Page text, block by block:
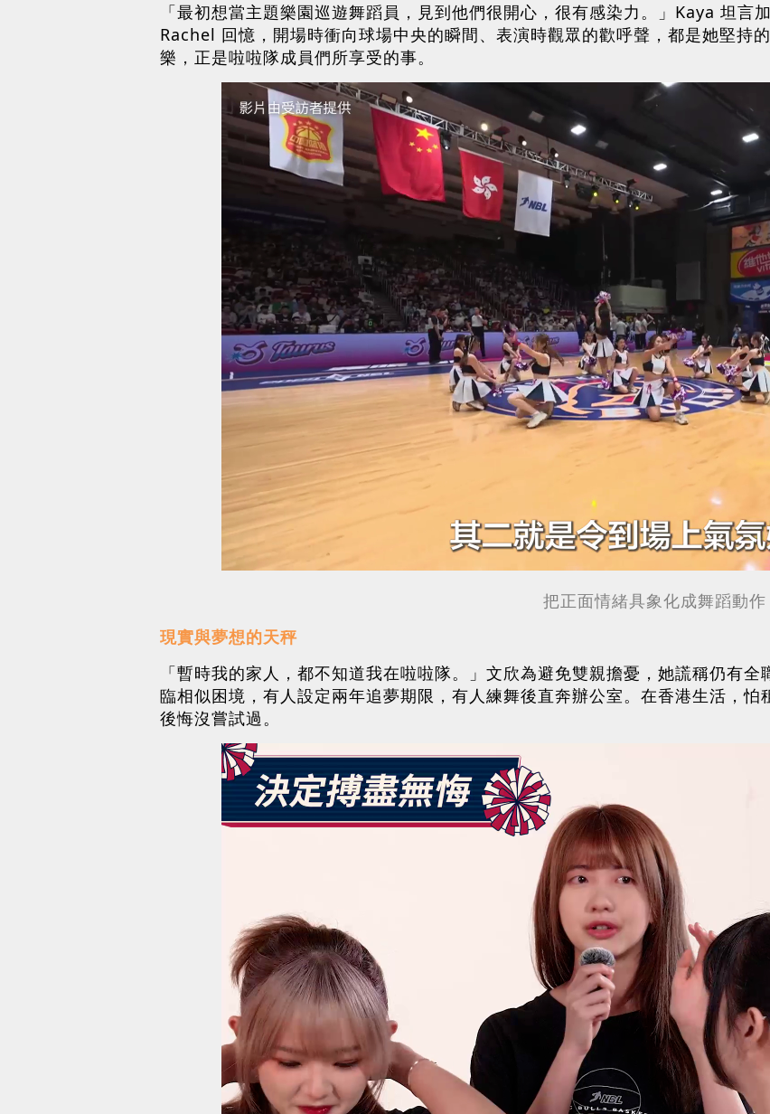
「最初想當主題樂園巡遊舞蹈員，見到他們很開心，很有感染力。」Kaya 坦言
Rachel 回憶，開場時衝向球場中央的瞬間、表演時觀眾的歡呼聲，都是她堅持
樂，正是啦啦隊成員們所享受的事。
把正面情緒具象化成舞蹈動作
現實與夢想的天秤
「暫時我的家人，都不知道我在啦啦隊。」文欣為避免雙親擔憂，她謊稱仍有
臨相似困境，有人設定兩年追夢期限，有人練舞後直奔辦公室。在香港生活，
後悔沒嘗試過。